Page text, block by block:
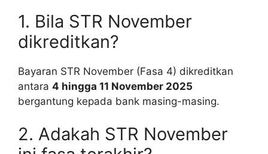
1. Bila STR November
dikreditkan?
Bayaran STR November (Fasa 4) dikreditkan
antara 4 hingga 11 November 2025
bergantung kepada bank masing-masing.
2. Adakah STR November